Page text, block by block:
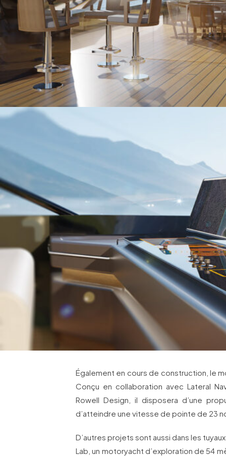
Également en cours de construction, le
Conçu en collaboration avec Lateral
Rowell Design, il disposera d’une
d’atteindre une vitesse de pointe de 23
D’autres projets sont aussi dans les
Lab, un motoryacht d’exploration de 54